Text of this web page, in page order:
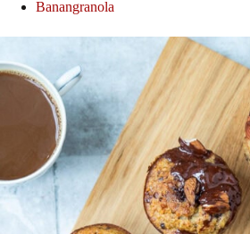
Banangranola